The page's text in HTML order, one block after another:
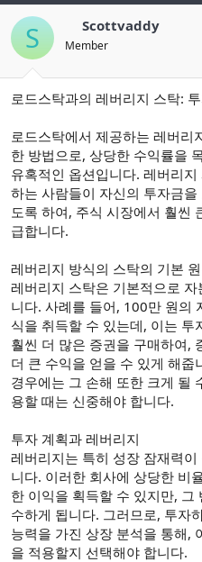
S Scottvaddy
Member
로드스탁과의 레버리지 스탁:
로드스탁에서 제공하는 레버리
한 방법으로, 상당한 수익률을
유혹적인 옵션입니다. 레버리
하는 사람들이 자신의 투자금
도록 하여, 주식 시장에서 훨씬
급합니다.
레버리지 방식의 스탁의 기본
레버리지 스탁은 기본적으로
니다. 사례를 들어, 100만 원의
식을 취득할 수 있는데, 이는
훨씬 더 많은 증권을 구매하여,
더 큰 수익을 얻을 수 있게 해줍
경우에는 그 손해 또한 크게 될
용할 때는 신중해야 합니다.
투자 계획과 레버리지
레버리지는 특히 성장 잠재력
니다. 이러한 회사에 상당한 비
한 이익을 획득할 수 있지만,
수하게 됩니다. 그러므로, 투자
능력을 가진 상장 분석을 통해,
을 적용할지 선택해야 합니다.